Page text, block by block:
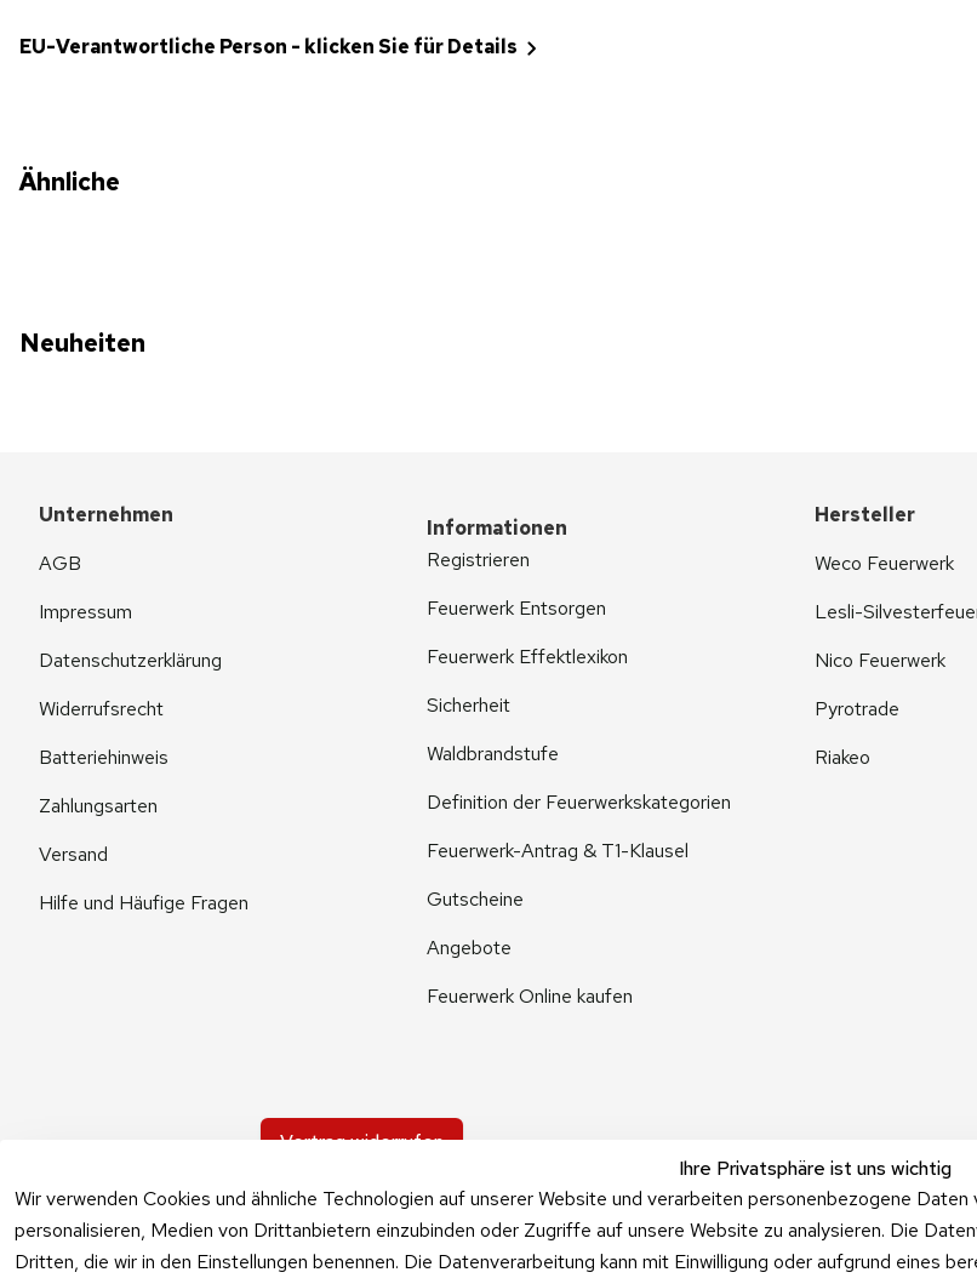
EU-Verantwortliche Person - klicken Sie für Details
Ähnliche
Neuheiten
Ihre Privatsphäre ist uns wichtig
Wir verwenden Cookies und ähnliche Technologien auf unserer Website und verarbeiten personenbezogene
personalisieren, Medien von Drittanbietern einzubinden oder Zugriffe auf unsere Website zu analysieren. Die
Dritten, die wir in den Einstellungen benennen. Die Datenverarbeitung kann mit Einwilligung oder aufgrund eines
Unternehmen
AGB
Impressum
Datenschutzerklärung
Widerrufsrecht
Batteriehinweis
Zahlungsarten
Versand
Hilfe und Häufige Fragen
Informationen
Registrieren
Feuerwerk Entsorgen
Feuerwerk Effektlexikon
Sicherheit
Waldbrandstufe
Definition der Feuerwerkskategorien
Feuerwerk-Antrag & T1-Klausel
Gutscheine
Angebote
Feuerwerk Online kaufen
Hersteller
Weco Feuerwerk
Lesli-
Nico Feuerwerk
Pyrotrade
Riakeo
Vertrag widerrufen